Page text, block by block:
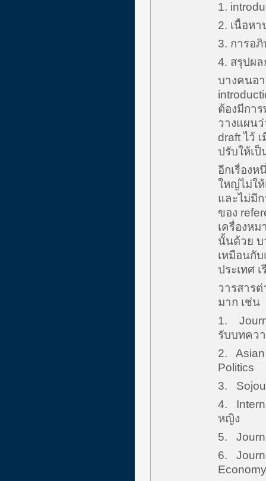
1.
2. เนื้อห
3. การอ
4. สรุปผ
บางคนอ
ต้องมีกา
วางแผนว่
draft ไว้
ปรับให้เ
อีกเรื่อง
ใหญ่ไม่ใ
และไม่มี
ของ
เครื่องห
นั้นด้วย บ
เหมือนกั
ประเทศ
วารสาร
มาก เช่น
1.
รับบทคว
2. Asian
Politics
3.
4.
หญิง
5.
6.
Economy